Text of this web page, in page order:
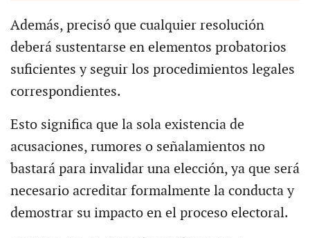
Además, precisó que cualquier resolución
deberá sustentarse en elementos probatorios
suficientes y seguir los procedimientos legales
correspondientes.
Esto significa que la sola existencia de
acusaciones, rumores o señalamientos no
bastará para invalidar una elección, ya que será
necesario acreditar formalmente la conducta y
demostrar su impacto en el proceso electoral.